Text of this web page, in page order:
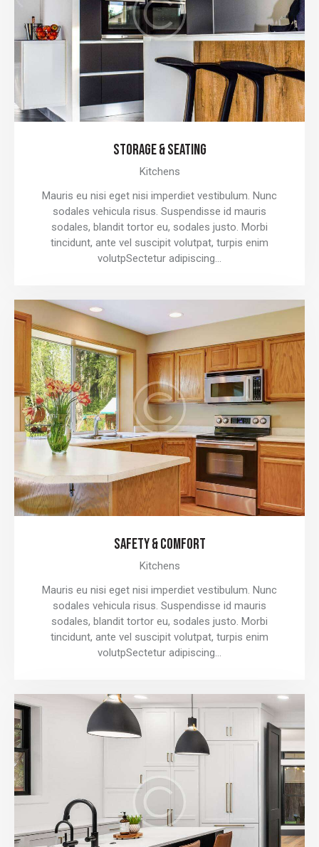
STORAGE & SEATING
Kitchens
Mauris eu nisi eget nisi imperdiet vestibulum. Nunc
sodales vehicula risus. Suspendisse id mauris
sodales, blandit tortor eu, sodales justo. Morbi
tincidunt, ante vel suscipit volutpat, turpis enim
volutpSectetur adipiscing…
SAFETY & COMFORT
Kitchens
Mauris eu nisi eget nisi imperdiet vestibulum. Nunc
sodales vehicula risus. Suspendisse id mauris
sodales, blandit tortor eu, sodales justo. Morbi
tincidunt, ante vel suscipit volutpat, turpis enim
volutpSectetur adipiscing…